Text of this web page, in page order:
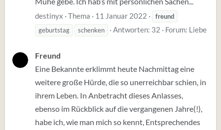
destinyx Thema 11 Januar 2022
freund
geburtstag
schenken Antworten: 32 Forum: Liebe
Freund
Eine Bekannte erklimmt heute Nachmittag eine
weitere große Hürde, die so unerreichbar schien, in
ihrem Leben. In Anbetracht dieses Anlasses,
ebenso im Rückblick auf die vergangenen Jahre(!),
habe ich, wie man mich so kennt, Entsprechendes